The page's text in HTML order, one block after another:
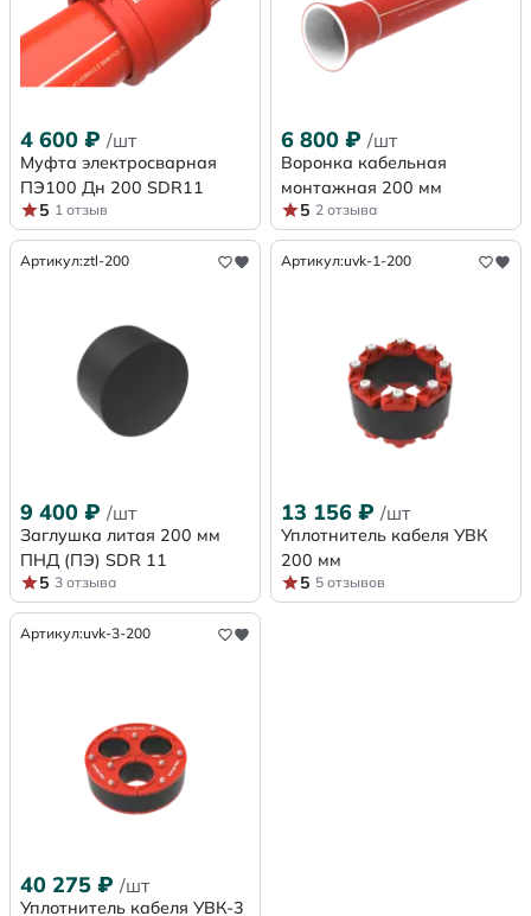
4 600 ₽ /шт
Муфта электросварная
ПЭ100 Дн 200 SDR11
5 1 отзыв
6 800 ₽ /шт
Воронка кабельная
монтажная 200 мм
5 2 отзыва
Артикул:ztl-200
9 400 ₽ /шт
Заглушка литая 200 мм
ПНД (ПЭ) SDR 11
5 3 отзыва
Артикул:uvk-1-200
13 156 ₽ /шт
Уплотнитель кабеля УВК
200 мм
5 5 отзывов
Артикул:uvk-3-200
40 275 ₽ /шт
Уплотнитель кабеля УВК-3